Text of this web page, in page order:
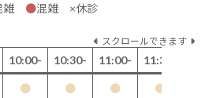
雑 ●混雑 ×休診
スクロールできます
10:00- 10:30- 11:00- 11:30-
● ● ● ●